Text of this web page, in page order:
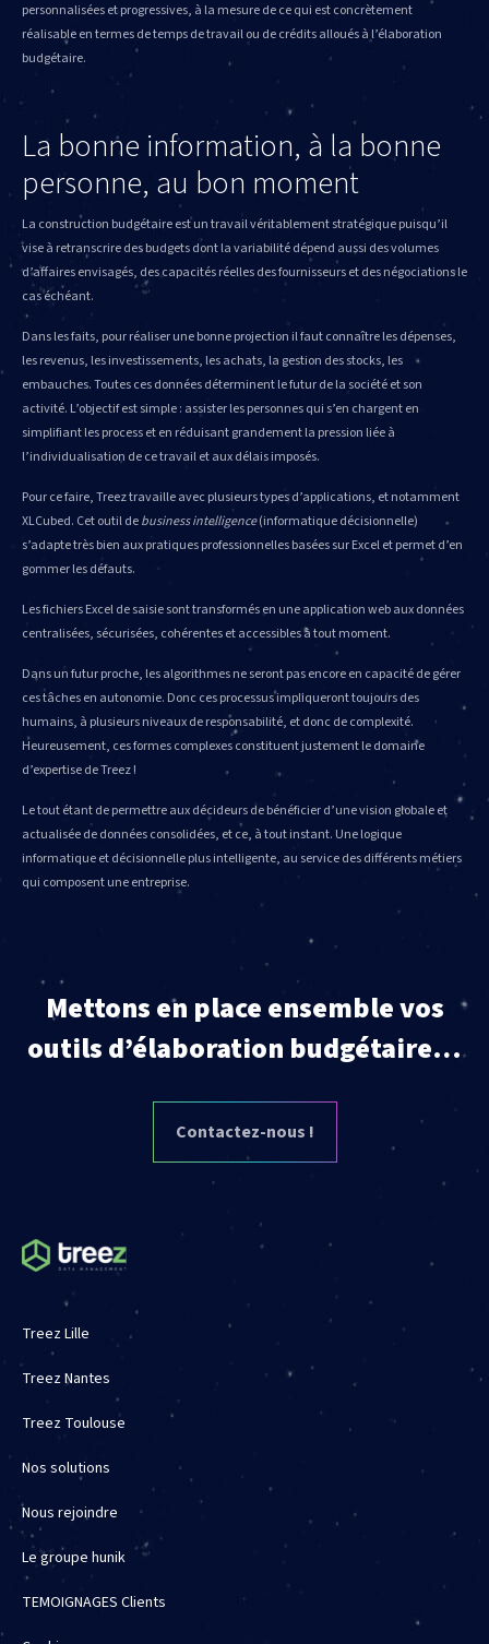
personnalisées et progressives, à la mesure de ce qui est concrètement
réalisable en termes de temps de travail ou de crédits alloués à l’élaboration
budgétaire.
La bonne information, à la bonne
personne, au bon moment
La construction budgétaire est un travail véritablement stratégique puisqu’il
vise à retranscrire des budgets dont la variabilité dépend aussi des volumes
d’affaires envisagés, des capacités réelles des fournisseurs et des négociations le
cas échéant.
Dans les faits, pour réaliser une bonne projection il faut connaître les dépenses,
les revenus, les investissements, les achats, la gestion des stocks, les
embauches. Toutes ces données déterminent le futur de la société et son
activité. L’objectif est simple : assister les personnes qui s’en chargent en
simplifiant les process et en réduisant grandement la pression liée à
l’individualisation de ce travail et aux délais imposés.
Pour ce faire, Treez travaille avec plusieurs types d’applications, et notamment
XLCubed. Cet outil debusiness intelligence(informatique décisionnelle)
s’adapte très bien aux pratiques professionnelles basées sur Excel et permet d’en
gommer les défauts.
Les fichiers Excel de saisie sont transformés en une application web aux données
centralisées, sécurisées, cohérentes et accessibles à tout moment.
Dans un futur proche, les algorithmes ne seront pas encore en capacité de gérer
ces tâches en autonomie. Donc ces processus impliqueront toujours des
humains, à plusieurs niveaux de responsabilité, et donc de complexité.
Heureusement, ces formes complexes constituent justement le domaine
d’expertise de Treez !
Le tout étant de permettre aux décideurs de bénéficier d’une vision globale et
actualisée de données consolidées, et ce, à tout instant. Une logique
informatique et décisionnelle plus intelligente, au service des différents métiers
qui composent une entreprise.
Mettons en place ensemble vos
outils d’élaboration budgétaire…
Contactez-nous !
Treez Lille
Treez Nantes
Treez Toulouse
Nos solutions
Nous rejoindre
Le groupe hunik
TEMOIGNAGES Clients